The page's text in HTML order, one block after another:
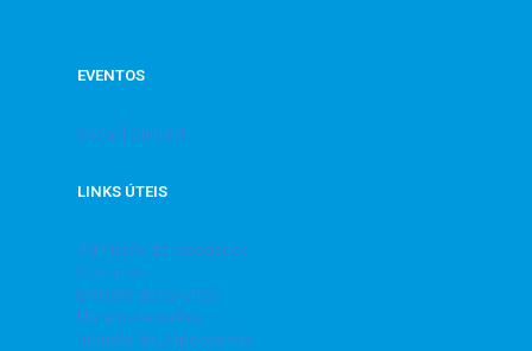
EVENTOS
Social | Cultural
LINKS ÚTEIS
Admissão de associados
Contatos
Emissão de convites
Horário de ônibus
Inclusão de Dependentes